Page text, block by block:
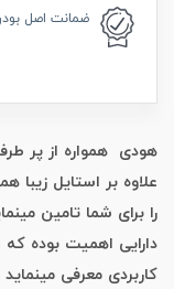
ضمانت اصل
هودی همواره از پر
علاوه بر استایل
را برای شما تامین
دارایی اهمیت بوده
کاربردی معرفی